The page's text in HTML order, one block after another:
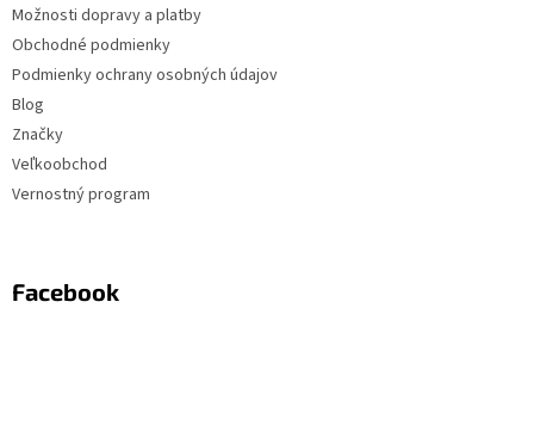
Možnosti dopravy a platby
Obchodné podmienky
Podmienky ochrany osobných údajov
Blog
Značky
Veľkoobchod
Vernostný program
Facebook